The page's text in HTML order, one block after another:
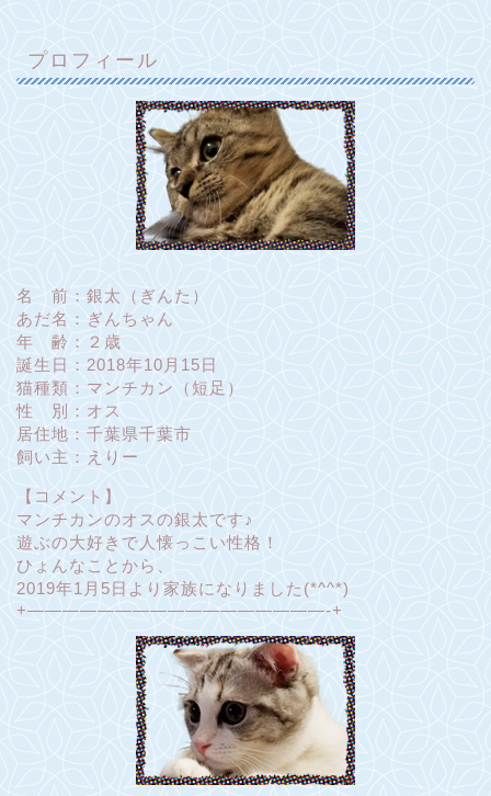
プロフィール
名 前：銀太（ぎんた）
あだ名：ぎんちゃん
年 齢：２歳
誕生日：2018年10月15日
猫種類：マンチカン（短足）
性 別：オス
居住地：千葉県千葉市
飼い主：えりー
【コメント】
マンチカンのオスの銀太です♪
遊ぶの大好きで人懐っこい性格！
ひょんなことから、
2019年1月5日より家族になりました(*^^*)
+—————————————————-+